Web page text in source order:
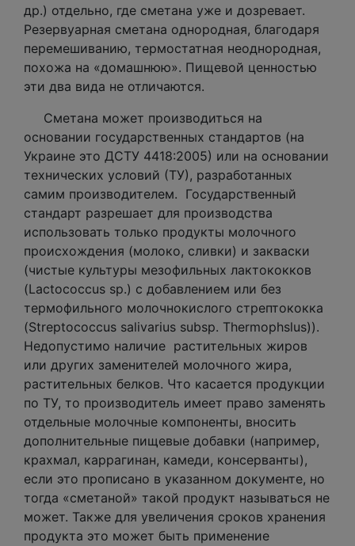
др.) отдельно, где сметана уже и дозревает.
Резервуарная сметана однородная, благодаря
перемешиванию, термостатная неоднородная,
похожа на «домашнюю». Пищевой ценностью
эти два вида не отличаются.
Сметана может производиться на
основании государственных стандартов (на
Украине это ДСТУ 4418:2005) или на основании
технических условий (ТУ), разработанных
самим производителем. Государственный
стандарт разрешает для производства
использовать только продукты молочного
происхождения (молоко, сливки) и закваски
(чистые культуры мезофильных лактококков
(Lactococcus sp.) с добавлением или без
термофильного молочнокислого стрептококка
(Streptococcus salivarius subsp. Thermophslus)).
Недопустимо наличие растительных жиров
или других заменителей молочного жира,
растительных белков. Что касается продукции
по ТУ, то производитель имеет право заменять
отдельные молочные компоненты, вносить
дополнительные пищевые добавки (например,
крахмал, каррагинан, камеди, консерванты),
если это прописано в указанном документе, но
тогда «сметаной» такой продукт называться не
может. Также для увеличения сроков хранения
продукта это может быть применение